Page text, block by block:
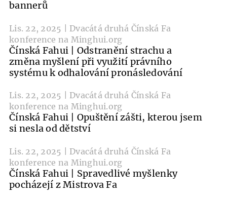
bannerů
Lis. 22, 2025 | Dvacátá druhá Čínská Fa
konference na Minghui.org
Čínská Fahui | Odstranění strachu a
změna myšlení při využití právního
systému k odhalování pronásledování
Lis. 22, 2025 | Dvacátá druhá Čínská Fa
konference na Minghui.org
Čínská Fahui | Opuštění zášti, kterou jsem
si nesla od dětství
Lis. 22, 2025 | Dvacátá druhá Čínská Fa
konference na Minghui.org
Čínská Fahui | Spravedlivé myšlenky
pocházejí z Mistrova Fa